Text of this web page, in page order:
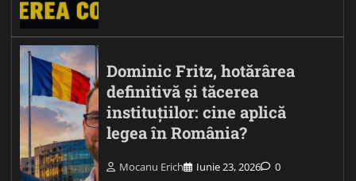
Dominic Fritz, hotărârea
definitivă și tăcerea
instituțiilor: cine aplică
legea în România?
Mocanu Erich Iunie 23, 2026 0